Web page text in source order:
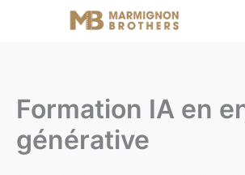
Formation IA en
générative